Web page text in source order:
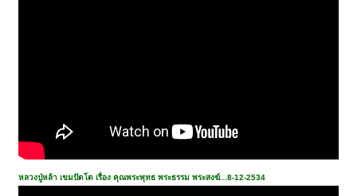
หลวงปู่หล้า เขมปัตโต เรื่อง คุณพระพุทธ พระธรรม พระสงฆ์...8-12-2534